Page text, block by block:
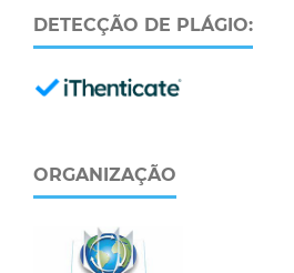
DETECÇÃO DE PLÁGIO:
ORGANIZAÇÃO